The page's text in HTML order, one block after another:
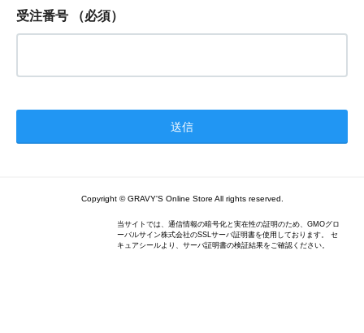
受注番号 （必須）
Copyright © GRAVY'S Online Store All rights reserved.
当サイトでは、通信情報の暗号化と実在性の証明のため、GMOグロ
ーバルサイン株式会社のSSLサーバ証明書を使用しております。 セ
キュアシールより、サーバ証明書の検証結果をご確認ください。